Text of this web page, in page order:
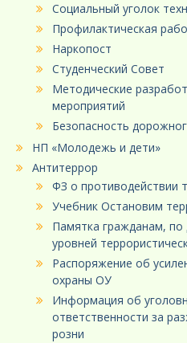
Социальный уголок
Профилактическая
Наркопост
Студенческий Совет
Методические
мероприятий
Безопасность
НП «Молодежь и дети»
Антитеррор
ФЗ о противодействии
Учебник Остановим
Памятка гражданам, по
уровней
Распоряжение об
охраны ОУ
Информация об
ответственности за
розни